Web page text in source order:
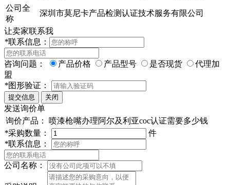
公司全
称
深圳市莫尼卡产品检测认证技术服务有限公司
让卖家联系我
*联系信息：
咨询问题： 产品价格 产品型号 是否现货
代理加
盟
*图形验证：
发送询价单
询价产品：
喷漆枪嘴办理阿尔及利亚coc认证需要多少钱
*采购数量：
件
*联系信息：
公司名称：